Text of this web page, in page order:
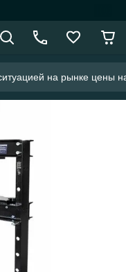
на рынке цены